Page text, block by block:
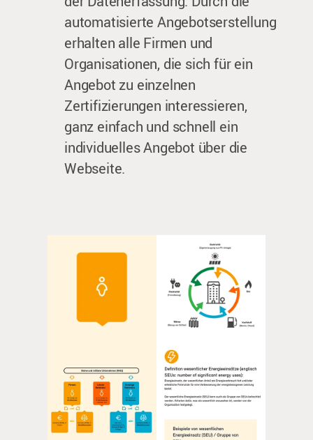
automatisierte Angebotserstellung
erhalten alle Firmen und
Organisationen, die sich für ein
Angebot zu einzelnen
Zertifizierungen interessieren,
ganz einfach und schnell ein
individuelles Angebot über die
Webseite.